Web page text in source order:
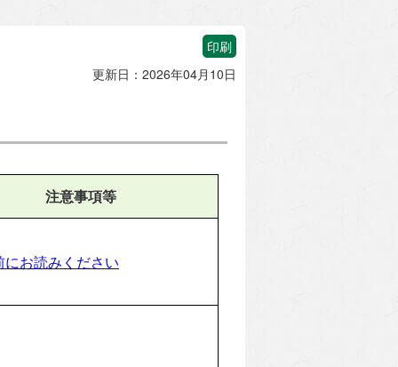
印刷
更新日：2026年04月10日
注意事項等
にお読みください